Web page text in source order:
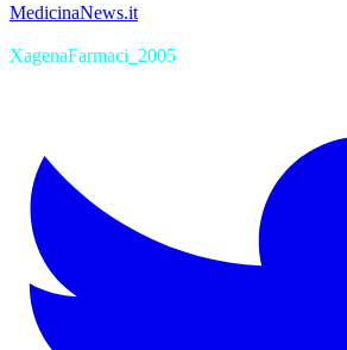
MedicinaNews.it
XagenaFarmaci_2005